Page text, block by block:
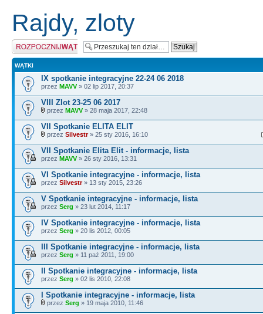
Rajdy, zloty
Napisz wątek
WĄTKI
IX spotkanie integracyjne 22-24 06 2018
przez MAVV» 02 lip 2017, 20:37
VIII Zlot 23-25 06 2017
przez MAVV» 28 maja 2017, 22:48
VII Spotkanie ELITA ELIT
przez Silvestr» 25 sty 2016, 16:10
VII Spotkanie Elita Elit - informacje, lista
przez MAVV» 26 sty 2016, 13:31
VI Spotkanie integracyjne - informacje, lista
przez Silvestr» 13 sty 2015, 23:26
V Spotkanie integracyjne - informacje, lista
przez Serg » 23 lut 2014, 11:17
IV Spotkanie integracyjne - informacje, lista
przez Serg » 20 lis 2012, 00:05
III Spotkanie integracyjne - informacje, lista
przez Serg » 11 paź 2011, 19:00
II Spotkanie integracyjne - informacje, lista
przez Serg » 02 lis 2010, 22:08
I Spotkanie integracyjne - informacje, lista
przez Serg » 19 maja 2010, 11:46